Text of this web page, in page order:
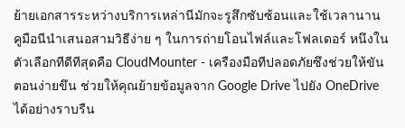
ย้ายเอกสารระหว่างบริการเหล่านีมักจะรูสึกซับซ้อนและใช้เวลานาน
คูมือนีนำเสนอสามวิธีง่าย ๆ ในการถ่ายโอนไฟล์และโฟลเดอร์ หนึงใน
ตัวเลือกทีดีทีสุดคือ CloudMounter - เครืองมือทีปลอดภัยซึงช่วยให้ขัน
ตอนง่ายขึน ช่วยให้คุณย้ายข้อมูลจาก Google Drive ไปยัง OneDrive
ได้อย่างราบรืน